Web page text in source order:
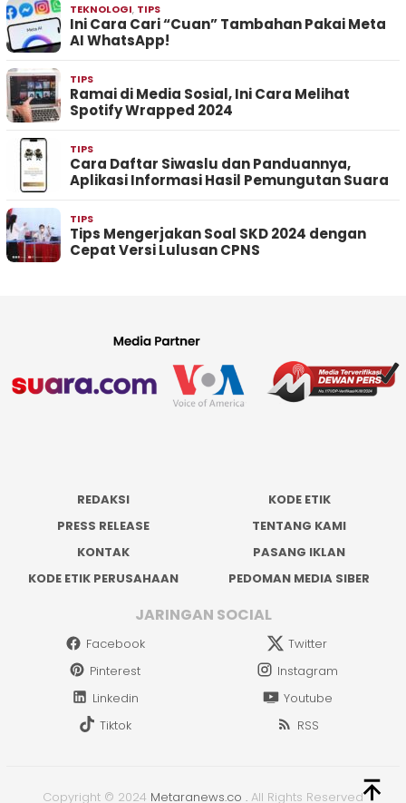
TEKNOLOGI, TIPS
Ini Cara Cari “Cuan” Tambahan Pakai Meta
AI WhatsApp!
TIPS
Ramai di Media Sosial, Ini Cara Melihat
Spotify Wrapped 2024
TIPS
Cara Daftar Siwaslu dan Panduannya,
Aplikasi Informasi Hasil Pemungutan Suara
TIPS
Tips Mengerjakan Soal SKD 2024 dengan
Cepat Versi Lulusan CPNS
REDAKSI
KODE ETIK
PRESS RELEASE
TENTANG KAMI
KONTAK
PASANG IKLAN
KODE ETIK PERUSAHAAN
PEDOMAN MEDIA SIBER
JARINGAN SOCIAL
Facebook
Twitter
Pinterest
Instagram
Linkedin
Youtube
Tiktok
RSS
Copyright © 2024 Metaranews.co . All Rights Reserved